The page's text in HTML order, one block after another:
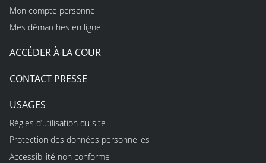
Mon compte personnel
Mes démarches en ligne
ACCÉDER À LA COUR
CONTACT PRESSE
USAGES
Règles d’utilisation du site
Protection des données personnelles
Accessibilité non conforme